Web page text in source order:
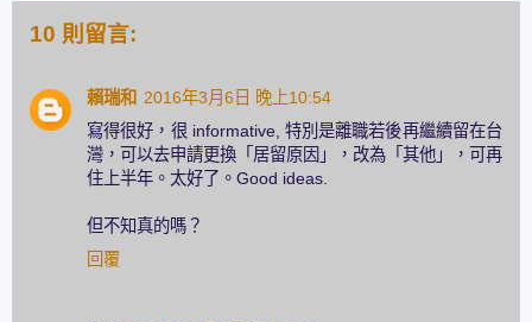
10 則留言:
賴瑞和 2016年3月6日 晚上10:54
寫得很好，很 informative, 特別是離職若後再繼續留在台
灣，可以去申請更換「居留原因」，改為「其他」，可再
住上半年。太好了。Good ideas.
但不知真的嗎？
回覆